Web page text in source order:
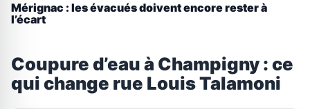
Mérignac : les évacués doivent encore rester à
l’écart
Coupure d’eau à Champigny : ce
qui change rue Louis Talamoni